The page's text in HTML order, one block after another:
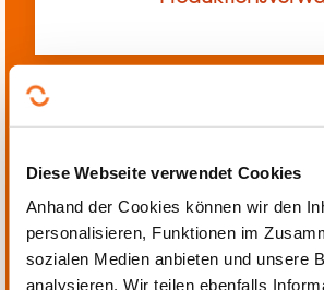
Diese Webseite verwendet Cookies
Anhand der Cookies können wir den
personalisieren, Funktionen im
sozialen Medien anbieten und unsere
analysieren. Wir teilen ebenfalls
Automatisierung